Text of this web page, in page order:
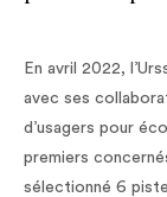
En avril 2022,
avec ses
d’usagers pour
premiers
sélectionné 6